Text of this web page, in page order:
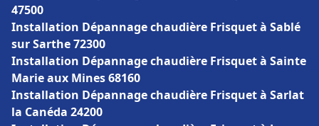
47500
Installation Dépannage chaudière Frisquet à Sablé
sur Sarthe 72300
Installation Dépannage chaudière Frisquet à Sainte
Marie aux Mines 68160
Installation Dépannage chaudière Frisquet à Sarlat
la Canéda 24200